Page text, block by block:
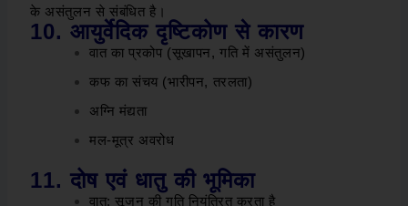
के असंतुलन से संबंधित है।
10. आयुर्वेदिक दृष्टिकोण से कारण
वात का प्रकोप (सूखापन, गति में असंतुलन)
कफ का संचय (भारीपन, तरलता)
अग्नि मंद्यता
मल-मूत्र अवरोध
11. दोष एवं धातु की भूमिका
वात: सूजन की गति नियंत्रित करता है